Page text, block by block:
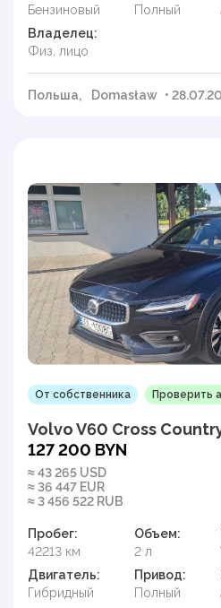
Бензиновый Полный
Владелец:
Физ. лицо
Польша, Domasław •
От собственника Проверить
Volvo V60 Cross
127 200 BYN
≈ 43 265 USD
≈ 36 447 EUR
≈ 3 456 522 RUB
Пробег:
42213 км
Объем:
2 л
Двигатель:
Гибридный
Привод:
Полный